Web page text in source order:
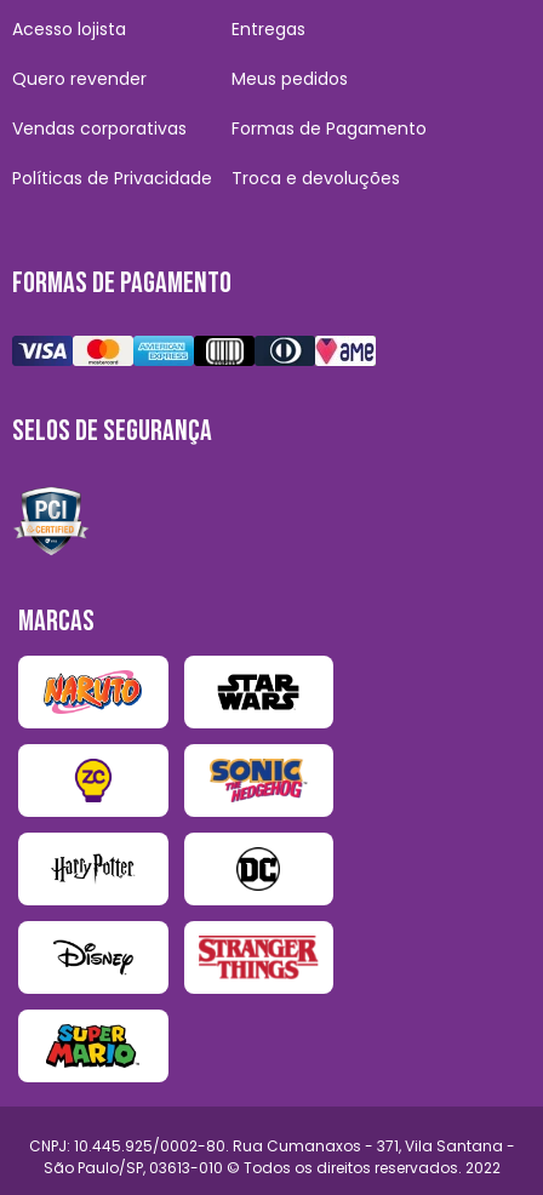
Acesso lojista
Quero revender
Vendas corporativas
Políticas de Privacidade
Entregas
Meus pedidos
Formas de Pagamento
Troca e devoluções
FORMAS DE PAGAMENTO
SELOS DE SEGURANÇA
MARCAS
CNPJ: 10.445.925/0002-80. Rua Cumanaxos - 371, Vila Santana -
São Paulo/SP, 03613-010 © Todos os direitos reservados. 2022